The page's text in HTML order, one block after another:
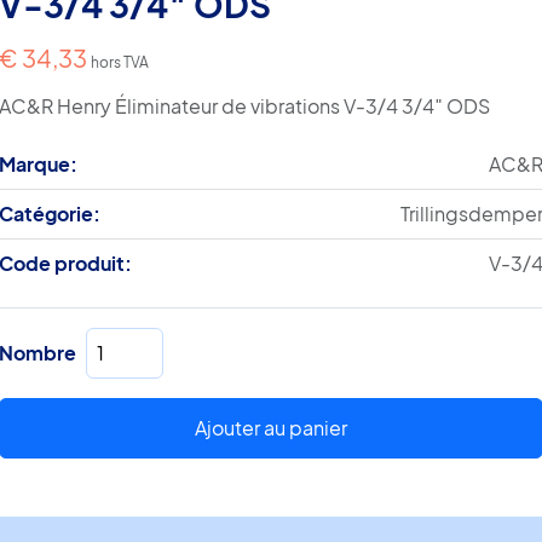
€ 34,33 hors TVA
AC&R Henry Éliminateur de vibrations V-3/4 3/4″ ODS
Marque:
AC&R
Catégorie:
Trillingsdemper
Code produit:
V-3/4
Nombre quantité
de
Henry
de
V-
Ajouter au panier